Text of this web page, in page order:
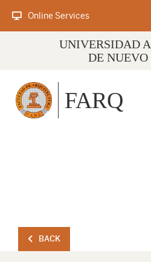
Online Services
UNIVERSIDAD
DE NUEVO
FARQ
BACK